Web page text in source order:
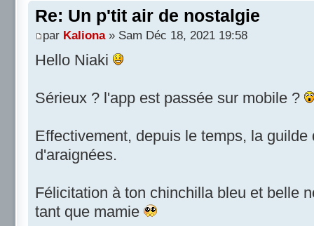
Re: Un p'tit air de nostalgie
par Kaliona» Sam Déc 18, 2021 19:58
Hello Niaki
Sérieux ? l'app est passée sur mobile ?
Effectivement, depuis le temps, la
d'araignées.
Félicitation à ton chinchilla bleu et belle
tant que mamie